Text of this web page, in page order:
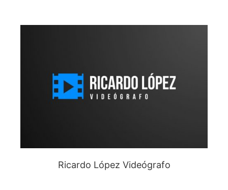
Ricardo López Videógrafo